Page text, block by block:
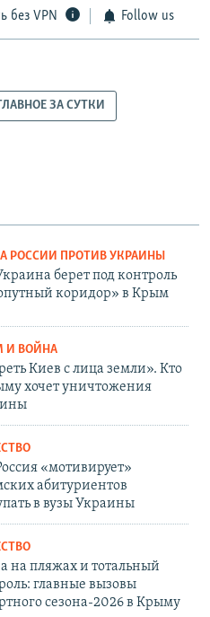
без VPN Follow us
ГЛАВНОЕ ЗА СУТКИ
РОССИИ ПРОТИВ УКРАИНЫ
берет под контроль
коридор» в Крым
И ВОЙНА
Киев с лица земли». Кто
хочет уничтожения
«мотивирует»
абитуриентов
в вузы Украины
на пляжах и тотальный
главные вызовы
сезона-2026 в Крыму